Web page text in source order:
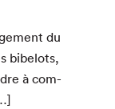
du
bibelots,
à com­